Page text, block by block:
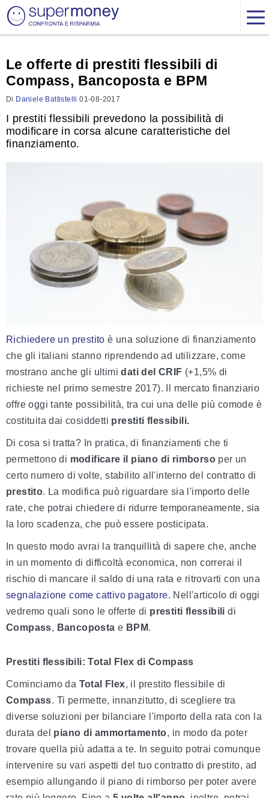
Le offerte di prestiti flessibili di
Compass, Bancoposta e BPM
Di Daniele Battistelli 01-08-2017
I prestiti flessibili prevedono la possibilità di
modificare in corsa alcune caratteristiche del
finanziamento.
Richiedere un prestito è una soluzione di finanziamento
che gli italiani stanno riprendendo ad utilizzare, come
mostrano anche gli ultimidati del CRIF (+1,5% di
richieste nel primo semestre 2017). Il mercato finanziario
offre oggi tante possibilità, tra cui una delle più comode è
costituita dai cosiddetti prestiti flessibili.
Di cosa si tratta? In pratica, di finanziamenti che ti
permettono di modificare il piano di rimborso per un
certo numero di volte, stabilito all'interno del contratto di
prestito. La modifica può riguardare sia l'importo delle
rate, che potrai chiedere di ridurre temporaneamente, sia
la loro scadenza, che può essere posticipata.
In questo modo avrai la tranquillità di sapere che, anche
in un momento di difficoltà economica, non correrai il
rischio di mancare il saldo di una rata e ritrovarti con una
segnalazione come cattivo pagatore. Nell'articolo di oggi
vedremo quali sono le offerte di prestiti flessibili di
Compass, Bancoposta e BPM.
Prestiti flessibili: Total Flex di Compass
Cominciamo da Total Flex, il prestito flessibile di
Compass. Ti permette, innanzitutto, di scegliere tra
diverse soluzioni per bilanciare l'importo della rata con la
durata del piano di ammortamento, in modo da poter
trovare quella più adatta a te. In seguito potrai comunque
intervenire su vari aspetti del tuo contratto di prestito, ad
esempio allungando il piano di rimborso per poter avere